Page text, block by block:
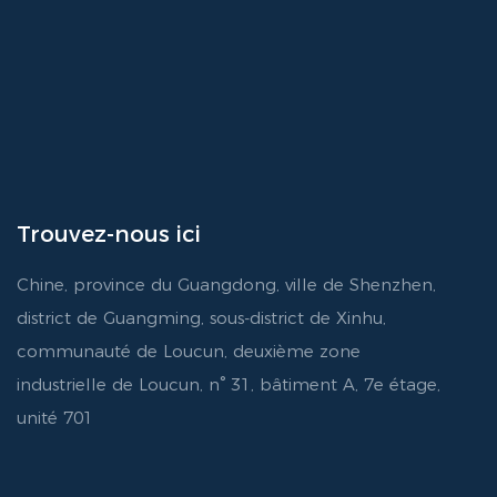
Trouvez-nous ici
Chine, province du Guangdong, ville de Shenzhen,
district de Guangming, sous-district de Xinhu,
communauté de Loucun, deuxième zone
industrielle de Loucun, n° 31, bâtiment A, 7e étage,
unité 701